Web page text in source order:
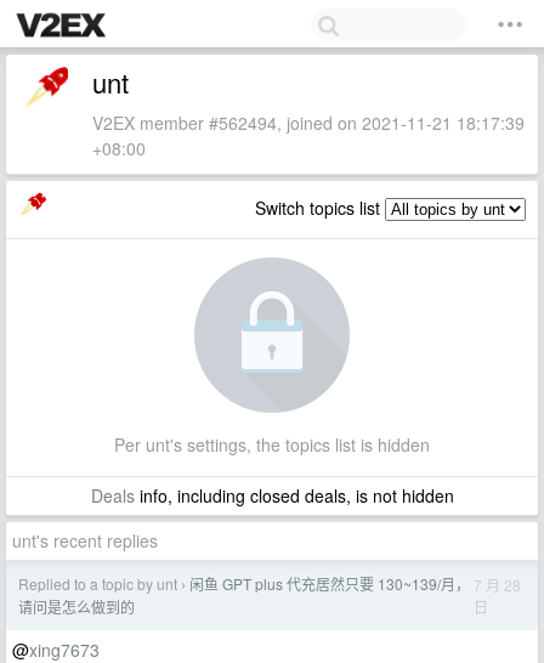
unt
V2EX member #562494, joined on 2021-11-21 18:17:39
+08:00
Switch topics list
Per unt's settings, the topics list is hidden
Dealsinfo, including closed deals, is not hidden
unt's recent replies
Replied to a topic by unt › 闲鱼 GPT plus 代充居然只要 130~139/月，
请问是怎么做到的
7 月 28
日
@xing7673